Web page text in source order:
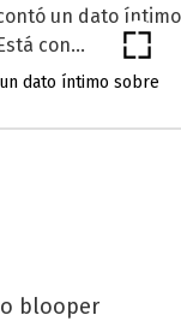
dato íntimo sobre
blooper